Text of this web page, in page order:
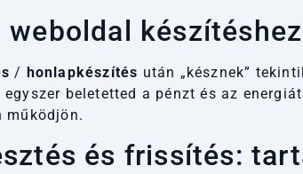
weboldal
/ honlapkészítés után „késznek”
beletetted a pénzt és az energiát
működjön.
és frissítés: